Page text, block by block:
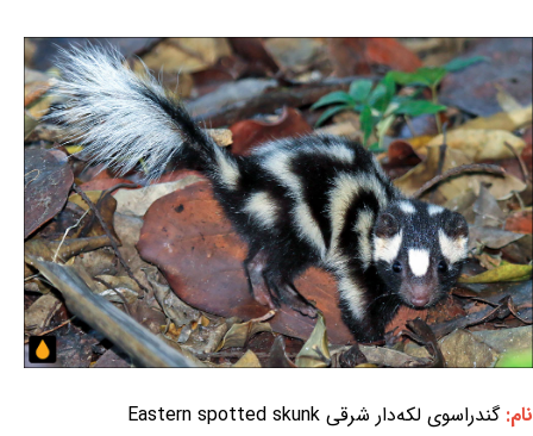
نام:گندراسوی لکه‌دار شرقی Eastern spotted skunk